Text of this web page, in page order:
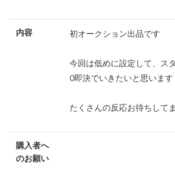
内容 初オークション出品です
今回は低めに設定して、ス
0即決でいきたいと思います
たくさんの反応お待ちして
購入者へ
のお願い